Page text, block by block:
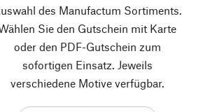
des Manufactum Sortiments.
Sie den Gutschein mit Karte
oder den PDF-Gutschein zum
sofortigen Einsatz. Jeweils
verschiedene Motive verfügbar.